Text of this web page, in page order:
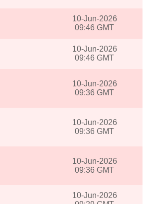
10-Jun-2026
09:46 GMT
10-Jun-2026
09:46 GMT
10-Jun-2026
09:36 GMT
10-Jun-2026
09:36 GMT
10-Jun-2026
09:36 GMT
10-Jun-2026